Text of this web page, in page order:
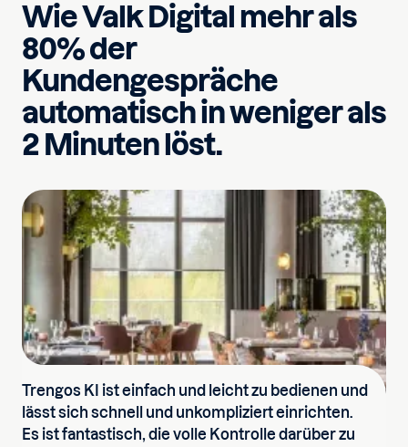
Wie Valk Digital mehr als
80% der
Kundengespräche
automatisch in weniger als
2 Minuten löst.
Trengos KI ist einfach und leicht zu bedienen und
lässt sich schnell und unkompliziert einrichten.
Es ist fantastisch, die volle Kontrolle darüber zu